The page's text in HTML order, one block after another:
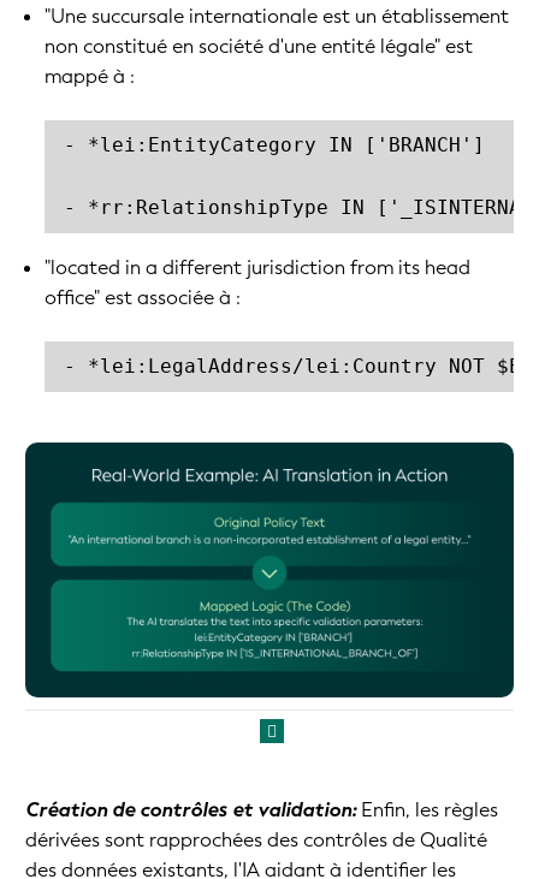
"Une succursale internationale est un établissement
non constitué en société d'une entité légale" est
mappé à :
- *lei:EntityCategory IN ['BRANCH']
- *rr:RelationshipType IN
"located in a different jurisdiction from its head
office" est associée à :
- *lei:LegalAddress/lei:Country NOT
Création de contrôles et validation:Enfin, les règles
dérivées sont rapprochées des contrôles de Qualité
des données existants, l'IA aidant à identifier les